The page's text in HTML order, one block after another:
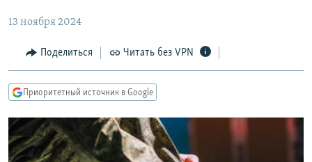
Вернутся
Вернутся
поиску
МНЕНИЯ
КУЛЬТУРА
КАВКАЗ.РЕАЛИИ
СЕВЕР.РЕАЛИИ
СИБИРЬ.РЕАЛИИ
13 ноября 2024
Поделиться Читать без VPN
Приоритетный источник в Google